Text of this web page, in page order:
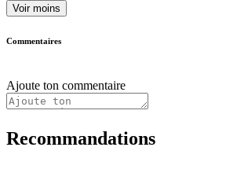
Voir moins
Commentaires
Ajoute ton commentaire
Recommandations